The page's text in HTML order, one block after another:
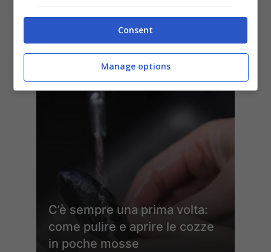
Come tenere lontane le
zanzare da casa, dal terrazzo
e da se stessi
C’è sempre una prima volta:
come pulire e aprire le cozze
in poche mosse
Consent
Manage options